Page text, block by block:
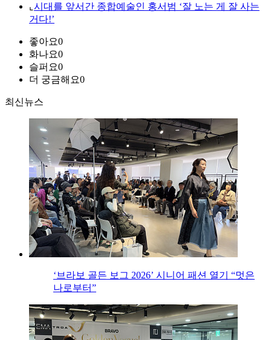
⌞ 시대를 앞서간 종합예술인 홍서범 ‘잘 노는 게 잘 사는
거다!’
좋아요0
화나요0
슬퍼요0
더 궁금해요0
최신뉴스
‘브라보 골든 보그 2026’ 시니어 패션 열기 “멋은
나로부터”